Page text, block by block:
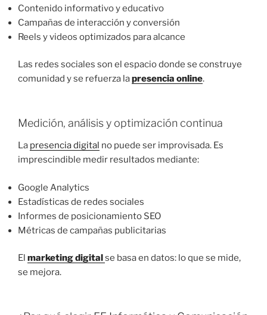
Contenido informativo y educativo
Campañas de interacción y conversión
Reels y videos optimizados para alcance
Las redes sociales son el espacio donde se construye
comunidad y se refuerza lapresencia online.
Medición, análisis y optimización continua
La presencia digital no puede ser improvisada. Es
imprescindible medir resultados mediante:
Google Analytics
Estadísticas de redes sociales
Informes de posicionamiento SEO
Métricas de campañas publicitarias
El marketing digitalse basa en datos: lo que se mide,
se mejora.